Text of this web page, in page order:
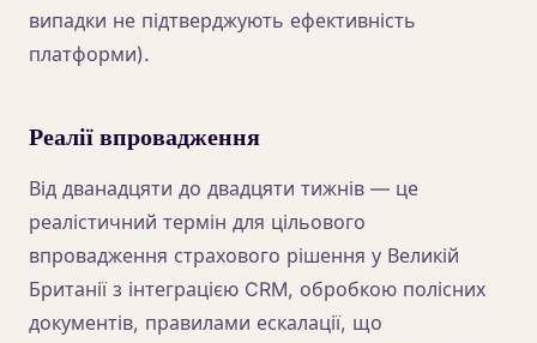
випадки не підтверджують ефективність
платформи).
Реалії впровадження
Від дванадцяти до двадцяти тижнів — це
реалістичний термін для цільового
впровадження страхового рішення у Великій
Британії з інтеграцією CRM, обробкою полісних
документів, правилами ескалації, що